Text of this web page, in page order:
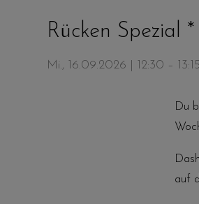
Mi., 16.09.2026 | 12:30 –
Du
auf